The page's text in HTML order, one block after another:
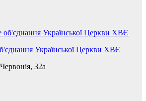
Української Церкви ХВЄ
32а